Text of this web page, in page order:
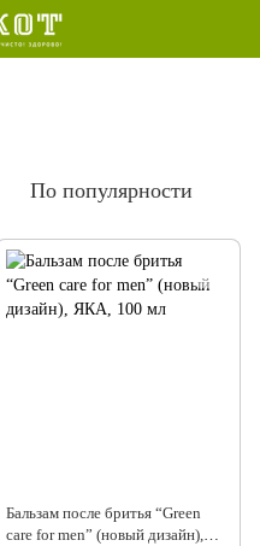
По популярности
Бальзам после бритья “Green
care for men” (новый дизайн),